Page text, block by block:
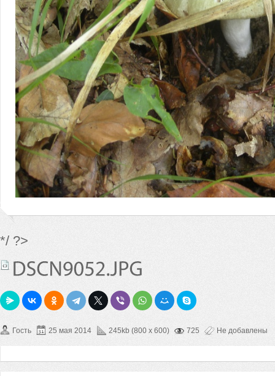
*/ ?>
Гость 25 мая 2014 245kb (800 x 600) 725 Не добавлены